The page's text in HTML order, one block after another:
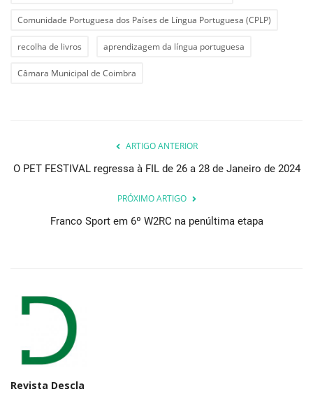
Comunidade Portuguesa dos Países de Língua Portuguesa (CPLP)
recolha de livros aprendizagem da língua portuguesa
Câmara Municipal de Coimbra
ARTIGO ANTERIOR
O PET FESTIVAL regressa à FIL de 26 a 28 de Janeiro de 2024
PRÓXIMO ARTIGO
Franco Sport em 6º W2RC na penúltima etapa
Revista Descla